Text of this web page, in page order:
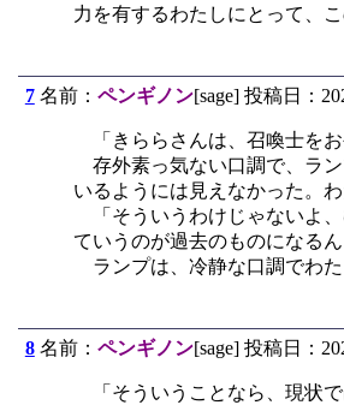
力を有するわたしにとって、
7名前： ペンギノン[sage] 投稿日：
「きららさんは、召喚士をお
存外素っ気ない口調で、ラ
いるようには見えなかった。
「そういうわけじゃないよ
ていうのが過去のものになるん
ランプは、冷静な口調でわた
8名前： ペンギノン[sage] 投稿日：
「そういうことなら、現状